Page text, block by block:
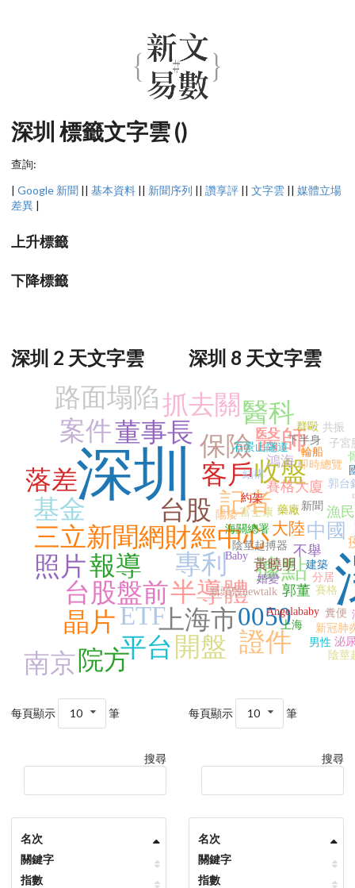
深圳 標籤文字雲 ()
查詢:
| Google 新聞 || 基本資料 || 新聞序列 || 讚享評 || 文字雲 || 媒體立場
差異 |
上升標籤
下降標籤
深圳 2 天文字雲
深圳
專利
三立新聞網財經中心
記者
報導 據點
客戶
半導體
董事長
案件
台股
保險
台股盤前
抓去關
上海市
路面塌陷
收盤
開盤
平台
基金
0050
ETF
晶片
證件
院方
醫科
落差
醫師
照片
南京
每頁顯示 10 筆
搜尋
名次
關鍵字
指數
深圳 8 天文字雲
中國
大陸
郭董
漁民
賽格大廈
不舉
鴻海
黃曉明
糞便
新聞
藥廠
富士康
建築
郭台
即時總覽
Angelababy
分居
婚變
陰莖起搏器
子宮
賽格
石景山隧道
輪船
新冠肺
海關總署
約架
Baby
新頭殼newtalk
泌
下半身
共振
群毆
陰莖
男性
結構
陽痿
上海
每頁顯示 10 筆
搜尋
名次
關鍵字
指數